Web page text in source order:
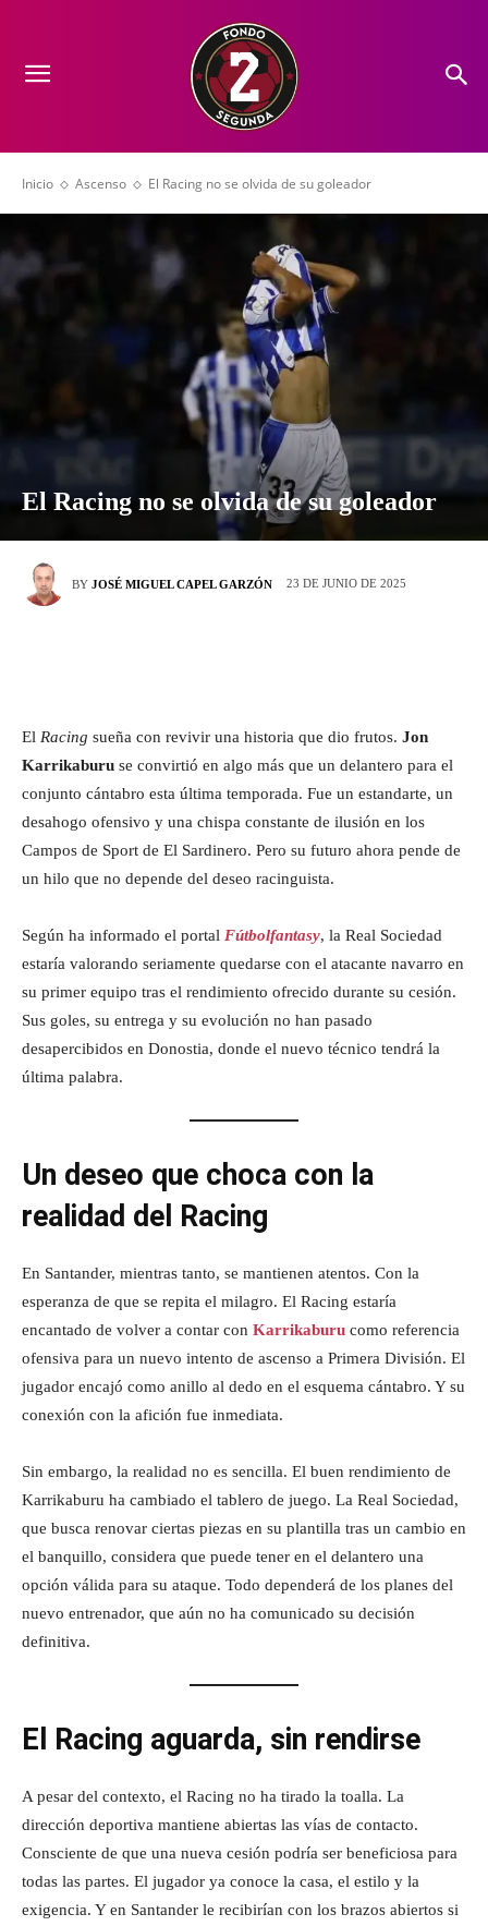
Inicio Ascenso El Racing no se olvida de su goleador
El Racing no se olvida de su goleador
BY JOSÉ MIGUEL CAPEL GARZÓN 23 DE JUNIO DE 2025
El Racing sueña con revivir una historia que dio frutos. Jon
Karrikaburu se convirtió en algo más que un delantero para el
conjunto cántabro esta última temporada. Fue un estandarte, un
desahogo ofensivo y una chispa constante de ilusión en los
Campos de Sport de El Sardinero. Pero su futuro ahora pende de
un hilo que no depende del deseo racinguista.
Según ha informado el portal Fútbolfantasy, la Real Sociedad
estaría valorando seriamente quedarse con el atacante navarro en
su primer equipo tras el rendimiento ofrecido durante su cesión.
Sus goles, su entrega y su evolución no han pasado
desapercibidos en Donostia, donde el nuevo técnico tendrá la
última palabra.
Un deseo que choca con la
realidad del Racing
En Santander, mientras tanto, se mantienen atentos. Con la
esperanza de que se repita el milagro. El Racing estaría
encantado de volver a contar con Karrikaburu como referencia
ofensiva para un nuevo intento de ascenso a Primera División. El
jugador encajó como anillo al dedo en el esquema cántabro. Y su
conexión con la afición fue inmediata.
Sin embargo, la realidad no es sencilla. El buen rendimiento de
Karrikaburu ha cambiado el tablero de juego. La Real Sociedad,
que busca renovar ciertas piezas en su plantilla tras un cambio en
el banquillo, considera que puede tener en el delantero una
opción válida para su ataque. Todo dependerá de los planes del
nuevo entrenador, que aún no ha comunicado su decisión
definitiva.
El Racing aguarda, sin rendirse
A pesar del contexto, el Racing no ha tirado la toalla. La
dirección deportiva mantiene abiertas las vías de contacto.
Consciente de que una nueva cesión podría ser beneficiosa para
todas las partes. El jugador ya conoce la casa, el estilo y la
exigencia. Y en Santander le recibirían con los brazos abiertos si